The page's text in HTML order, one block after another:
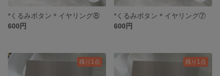
*くるみボタン＊イヤリング⑧
600円
*くるみボタン＊イヤリング⑦
600円
残り1点 残り1点